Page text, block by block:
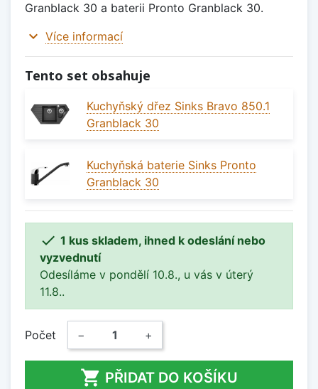
Granblack 30 a baterii Pronto Granblack 30.
expand_more Více informací
Tento set obsahuje
Kuchyňský dřez Sinks Bravo 850.1
Granblack 30
Kuchyňská baterie Sinks Pronto
Granblack 30
 1 kus skladem, ihned k odeslání nebo
vyzvednutí
Odesíláme v pondělí 10.8., u vás v úterý
11.8..
Počet − +
 PŘIDAT DO KOŠÍKU